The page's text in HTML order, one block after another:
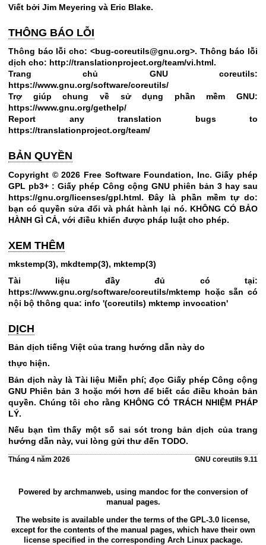
Viết bởi Jim Meyering và Eric Blake.
THÔNG BÁO LỖI
Thông báo lỗi cho: <bug-coreutils@gnu.org>. Thông báo lỗi
dịch cho: http://translationproject.org/team/vi.html.
Trang chủ GNU coreutils:
https://www.gnu.org/software/coreutils/
Trợ giúp chung về sử dụng phần mềm GNU:
https://www.gnu.org/gethelp/
Report any translation bugs to
https://translationproject.org/team/
BẢN QUYỀN
Copyright © 2026 Free Software Foundation, Inc. Giấy phép
GPL pb3+ : Giấy phép Công cộng GNU phiên bản 3 hay sau
https://gnu.org/licenses/gpl.html.Đây là phần mềm tự do:
bạn có quyền sửa đổi và phát hành lại nó. KHÔNG CÓ BẢO
HÀNH GÌ CẢ, với điều khiển được pháp luật cho phép.
XEM THÊM
mkstemp(3), mkdtemp(3), mktemp(3)
Tài liệu đầy đủ có tại:
https://www.gnu.org/software/coreutils/mktemp hoặc sẵn có
nội bộ thông qua: info '(coreutils) mktemp invocation'
DỊCH
Bản dịch tiếng Việt của trang hướng dẫn này do
thực hiện.
Bản dịch này là Tài liệu Miễn phí; đọc Giấy phép Công cộng
GNU Phiên bản 3hoặc mới hơn để biết các điều khoản bản
quyền. Chúng tôi cho rằng KHÔNG CÓ TRÁCH NHIỆM PHÁP
LÝ.
Nếu bạn tìm thấy một số sai sót trong bản dịch của trang
hướng dẫn này, vui lòng gửi thư đến TODO.
Tháng 4 năm 2026 GNU coreutils 9.11
Powered by archmanweb, using mandoc for the conversion of
manual pages.
The website is available under the terms of the GPL-3.0 license,
except for the contents of the manual pages, which have their own
license specified in the corresponding Arch Linux package.